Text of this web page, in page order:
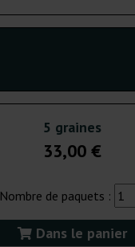
5 graines
33,00 €
Nombre de paquets :
Dans le panier